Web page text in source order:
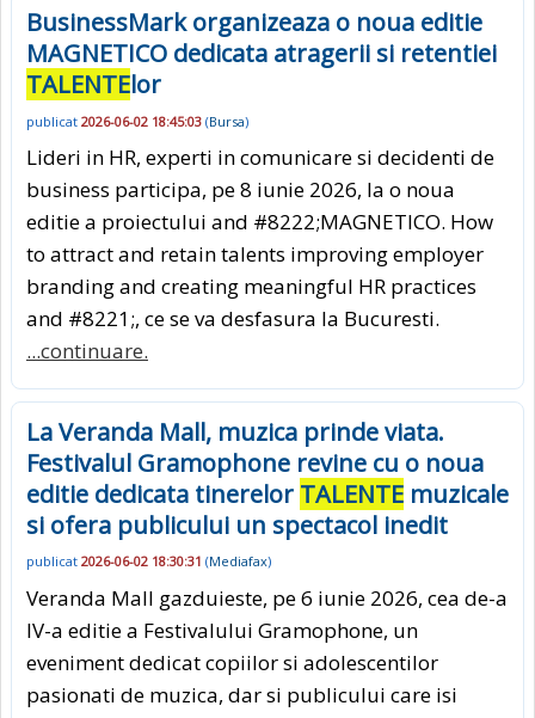
BusinessMark organizeaza o noua editie
MAGNETICO dedicata atragerii si retentiei
TALENTElor
publicat 2026-06-02 18:45:03 (Bursa)
Lideri in HR, experti in comunicare si decidenti de
business participa, pe 8 iunie 2026, la o noua
editie a proiectului and #8222;MAGNETICO. How
to attract and retain talents improving employer
branding and creating meaningful HR practices
and #8221;, ce se va desfasura la Bucuresti.
...continuare.
La Veranda Mall, muzica prinde viata.
Festivalul Gramophone revine cu o noua
editie dedicata tinerelor TALENTE muzicale
si ofera publicului un spectacol inedit
publicat 2026-06-02 18:30:31 (Mediafax)
Veranda Mall gazduieste, pe 6 iunie 2026, cea de-a
IV-a editie a Festivalului Gramophone, un
eveniment dedicat copiilor si adolescentilor
pasionati de muzica, dar si publicului care isi